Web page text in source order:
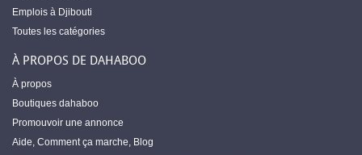
Emplois à Djibouti
Toutes les catégories
À PROPOS DE DAHABOO
À propos
Boutiques dahaboo
Promouvoir une annonce
Aide, Comment ça marche, Blog